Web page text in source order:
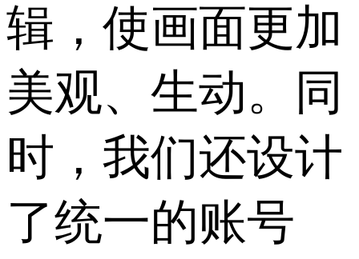
辑，使画面更加
美观、生动。同
时，我们还设计
了统一的账号